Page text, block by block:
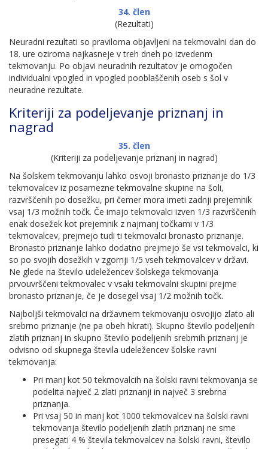
34. člen
(Rezultati)
Neuradni rezultati so praviloma objavljeni na tekmovalni dan do
18. ure oziroma najkasneje v treh dneh po izvedenm
tekmovanju. Po objavi neuradnih rezultatov je omogočen
individualni vpogled in vpogled pooblaščenih oseb s šol v
neuradne rezultate.
Kriteriji za podeljevanje priznanj in
nagrad
35. člen
(Kriteriji za podeljevanje priznanj in nagrad)
Na šolskem tekmovanju lahko osvoji bronasto priznanje do 1/3
tekmovalcev iz posamezne tekmovalne skupine na šoli,
razvrščenih po dosežku, pri čemer mora imeti zadnji prejemnik
vsaj 1/3 možnih točk. Če imajo tekmovalci izven 1/3 razvrščenih
enak dosežek kot prejemnik z najmanj točkami v 1/3
tekmovalcev, prejmejo tudi ti tekmovalci bronasto priznanje.
Bronasto priznanje lahko dodatno prejmejo še vsi tekmovalci, ki
so po svojih dosežkih v zgornji 1/5 vseh tekmovalcev v državi.
Ne glede na število udeležencev šolskega tekmovanja
prvouvrščeni tekmovalec v vsaki tekmovalni skupini prejme
bronasto priznanje, če je dosegel vsaj 1/2 možnih točk.
Najboljši tekmovalci na državnem tekmovanju osvojijo zlato ali
srebrno priznanje (ne pa obeh hkrati). Skupno število podeljenih
zlatih priznanj in skupno število podeljenih srebrnih priznanj je
odvisno od skupnega števila udeležencev šolske ravni
tekmovanja:
Pri manj kot 50 tekmovalcih na šolski ravni tekmovanja se
podelita največ 2 zlati priznanji in največ 3 srebrna
priznanja.
Pri vsaj 50 in manj kot 1000 tekmovalcev na šolski ravni
tekmovanja število podeljenih zlatih priznanj ne sme
presegati 4 % števila tekmovalcev na šolski ravni, število